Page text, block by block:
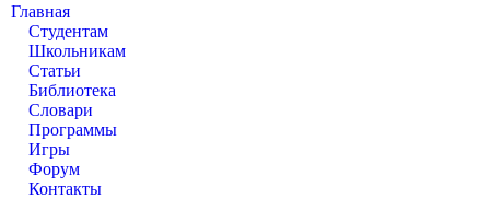
Главная
Студентам
Школьникам
Статьи
Библиотека
Словари
Программы
Игры
Форум
Контакты